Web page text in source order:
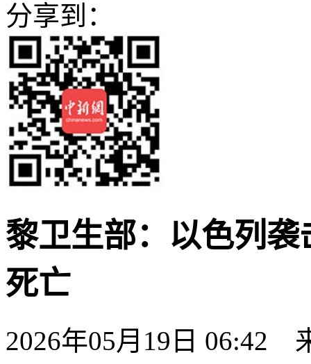
分享到：
黎卫生部：以色列袭
死亡
2026年05月19日 06:42